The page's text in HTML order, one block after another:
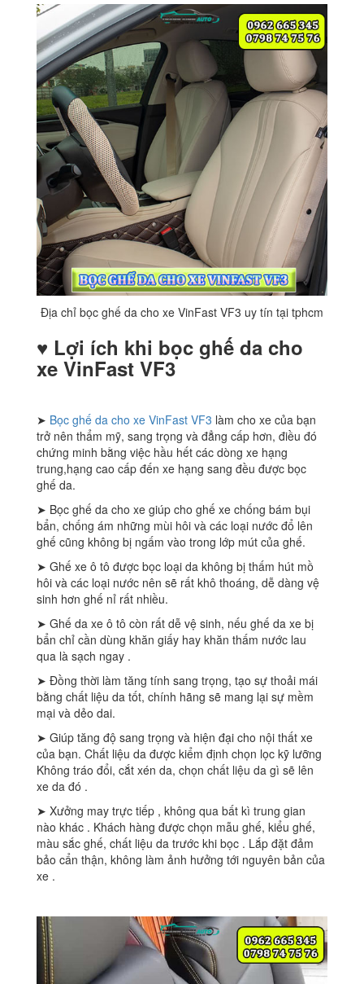
Địa chỉ bọc ghế da cho xe VinFast VF3 uy tín tại tphcm
♥︎ Lợi ích khi bọc ghế da cho
xe VinFast VF3
➤ Bọc ghế da cho xe VinFast VF3 làm cho xe của bạn
trở nên thẩm mỹ, sang trọng và đẳng cấp hơn, điều đó
chứng minh bằng việc hầu hết các dòng xe hạng
trung,hạng cao cấp đến xe hạng sang đều được bọc
ghế da.
➤ Bọc ghế da cho xe giúp cho ghế xe chống bám bụi
bẩn, chống ám những mùi hôi và các loại nước đổ lên
ghế cũng không bị ngấm vào trong lớp mút của ghế.
➤ Ghế xe ô tô được bọc loại da không bị thấm hút mồ
hôi và các loại nước nên sẽ rất khô thoáng, dễ dàng vệ
sinh hơn ghế nỉ rất nhiều.
➤ Ghế da xe ô tô còn rất dễ vệ sinh, nếu ghế da xe bị
bẩn chỉ cần dùng khăn giấy hay khăn thấm nước lau
qua là sạch ngay .
➤ Đồng thời làm tăng tính sang trọng, tạo sự thoải mái
bằng chất liệu da tốt, chính hãng sẽ mang lại sự mềm
mại và dẻo dai.
➤ Giúp tăng độ sang trọng và hiện đại cho nội thất xe
của bạn. Chất liệu da được kiểm định chọn lọc kỹ lưỡng
Không tráo đổi, cắt xén da, chọn chất liệu da gì sẽ lên
xe da đó .
➤ Xưởng may trực tiếp , không qua bất kì trung gian
nào khác . Khách hàng được chọn mẫu ghế, kiểu ghế,
màu sắc ghế, chất liệu da trước khi bọc . Lắp đặt đảm
bảo cẩn thận, không làm ảnh hưởng tới nguyên bản của
xe .